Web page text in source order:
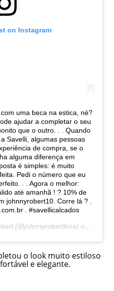
on Instagram
uma beca na estica, né?
ajudar a completar o seu
que o outro. . . Quando
Savelli, algumas pessoas
de compra, se o
alguma diferença em
é simples: é muito
Pedi o número que eu
. . Agora o melhor:
até amanhã ! ? 10% de
johnnyrobert10. Corre lá ? .
. #savellicalcados
(@johnnyrobertlima) on
o look muito estiloso
e elegante.